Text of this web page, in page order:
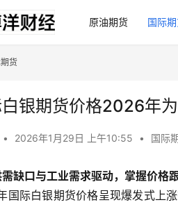
原油期货 国际
货
白银期货价格2026年
• 2026年1月29日 上午10:55 • 国际
缺口与工业需求驱动，掌握价格
国际白银期货价格呈现爆发式上